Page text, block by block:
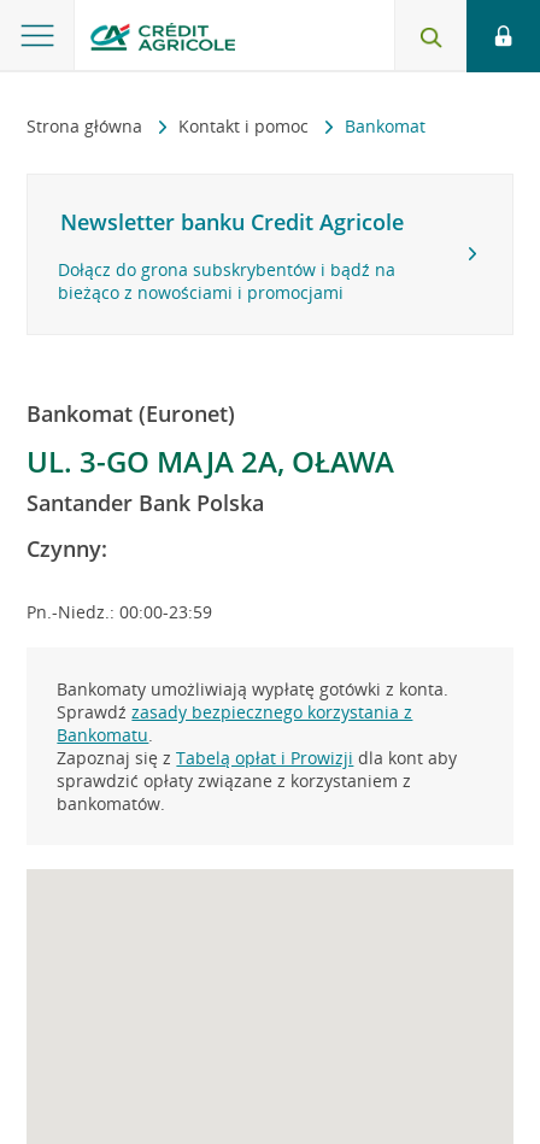
Strona główna Kontakt i pomoc Bankomat
Newsletter banku Credit Agricole
Dołącz do grona subskrybentów i bądź na
bieżąco z nowościami i promocjami
Bankomat (Euronet)
UL. 3-GO MAJA 2A, OŁAWA
Santander Bank Polska
Czynny:
Pn.-Niedz.: 00:00-23:59
Bankomaty umożliwiają wypłatę gotówki z konta.
Sprawdźzasady bezpiecznego korzystania z
Bankomatu.
Zapoznaj się zTabelą opłat i Prowizji dla kont aby
sprawdzić opłaty związane z korzystaniem z
bankomatów.